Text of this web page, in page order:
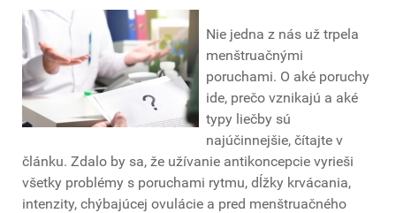
Nie jedna z nás už trpela
menštruačnými
poruchami. O aké poruchy
ide, prečo vznikajú a aké
typy liečby sú
najúčinnejšie, čítajte v
článku. Zdalo by sa, že užívanie antikoncepcie vyrieši
všetky problémy s poruchami rytmu, dĺžky krvácania,
intenzity, chýbajúcej ovulácie a pred menštruačného